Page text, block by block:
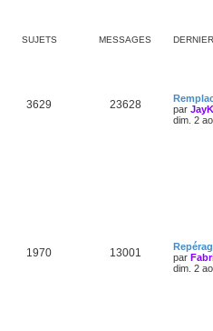
SUJETS MESSAGES
3629 23628
par
dim. 2
1970 13001
par
dim. 2